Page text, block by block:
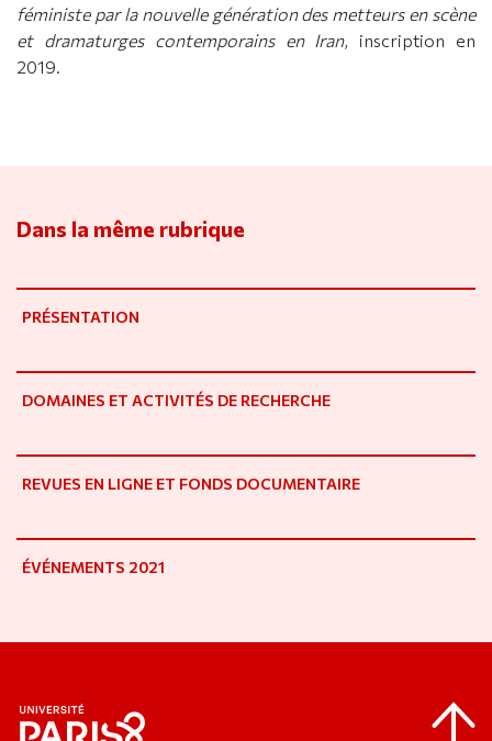
féministe par la nouvelle génération des metteurs en scène
et dramaturges contemporains en Iran, inscription en
2019.
Dans la même rubrique
PRÉSENTATION
DOMAINES ET ACTIVITÉS DE RECHERCHE
REVUES EN LIGNE ET FONDS DOCUMENTAIRE
ÉVÉNEMENTS 2021